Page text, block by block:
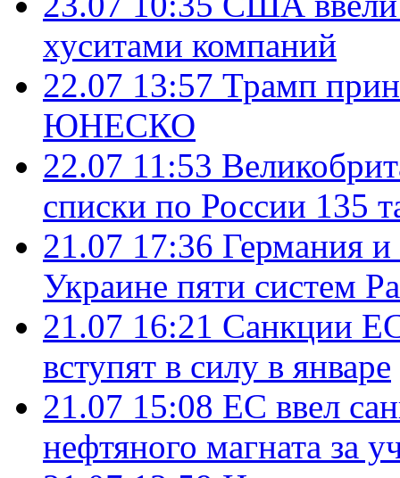
хуситами компаний
22.07 13:57 Трамп
ЮНЕСКО
22.07 11:53
списки по России 135
21.07 17:36 Германия
Украине пяти систем
21.07 16:21 Санкции
вступят в силу в январе
21.07 15:08 ЕС ввел
нефтяного магната за